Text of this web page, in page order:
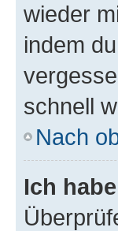
wieder
indem
schnell
Nach
Ich